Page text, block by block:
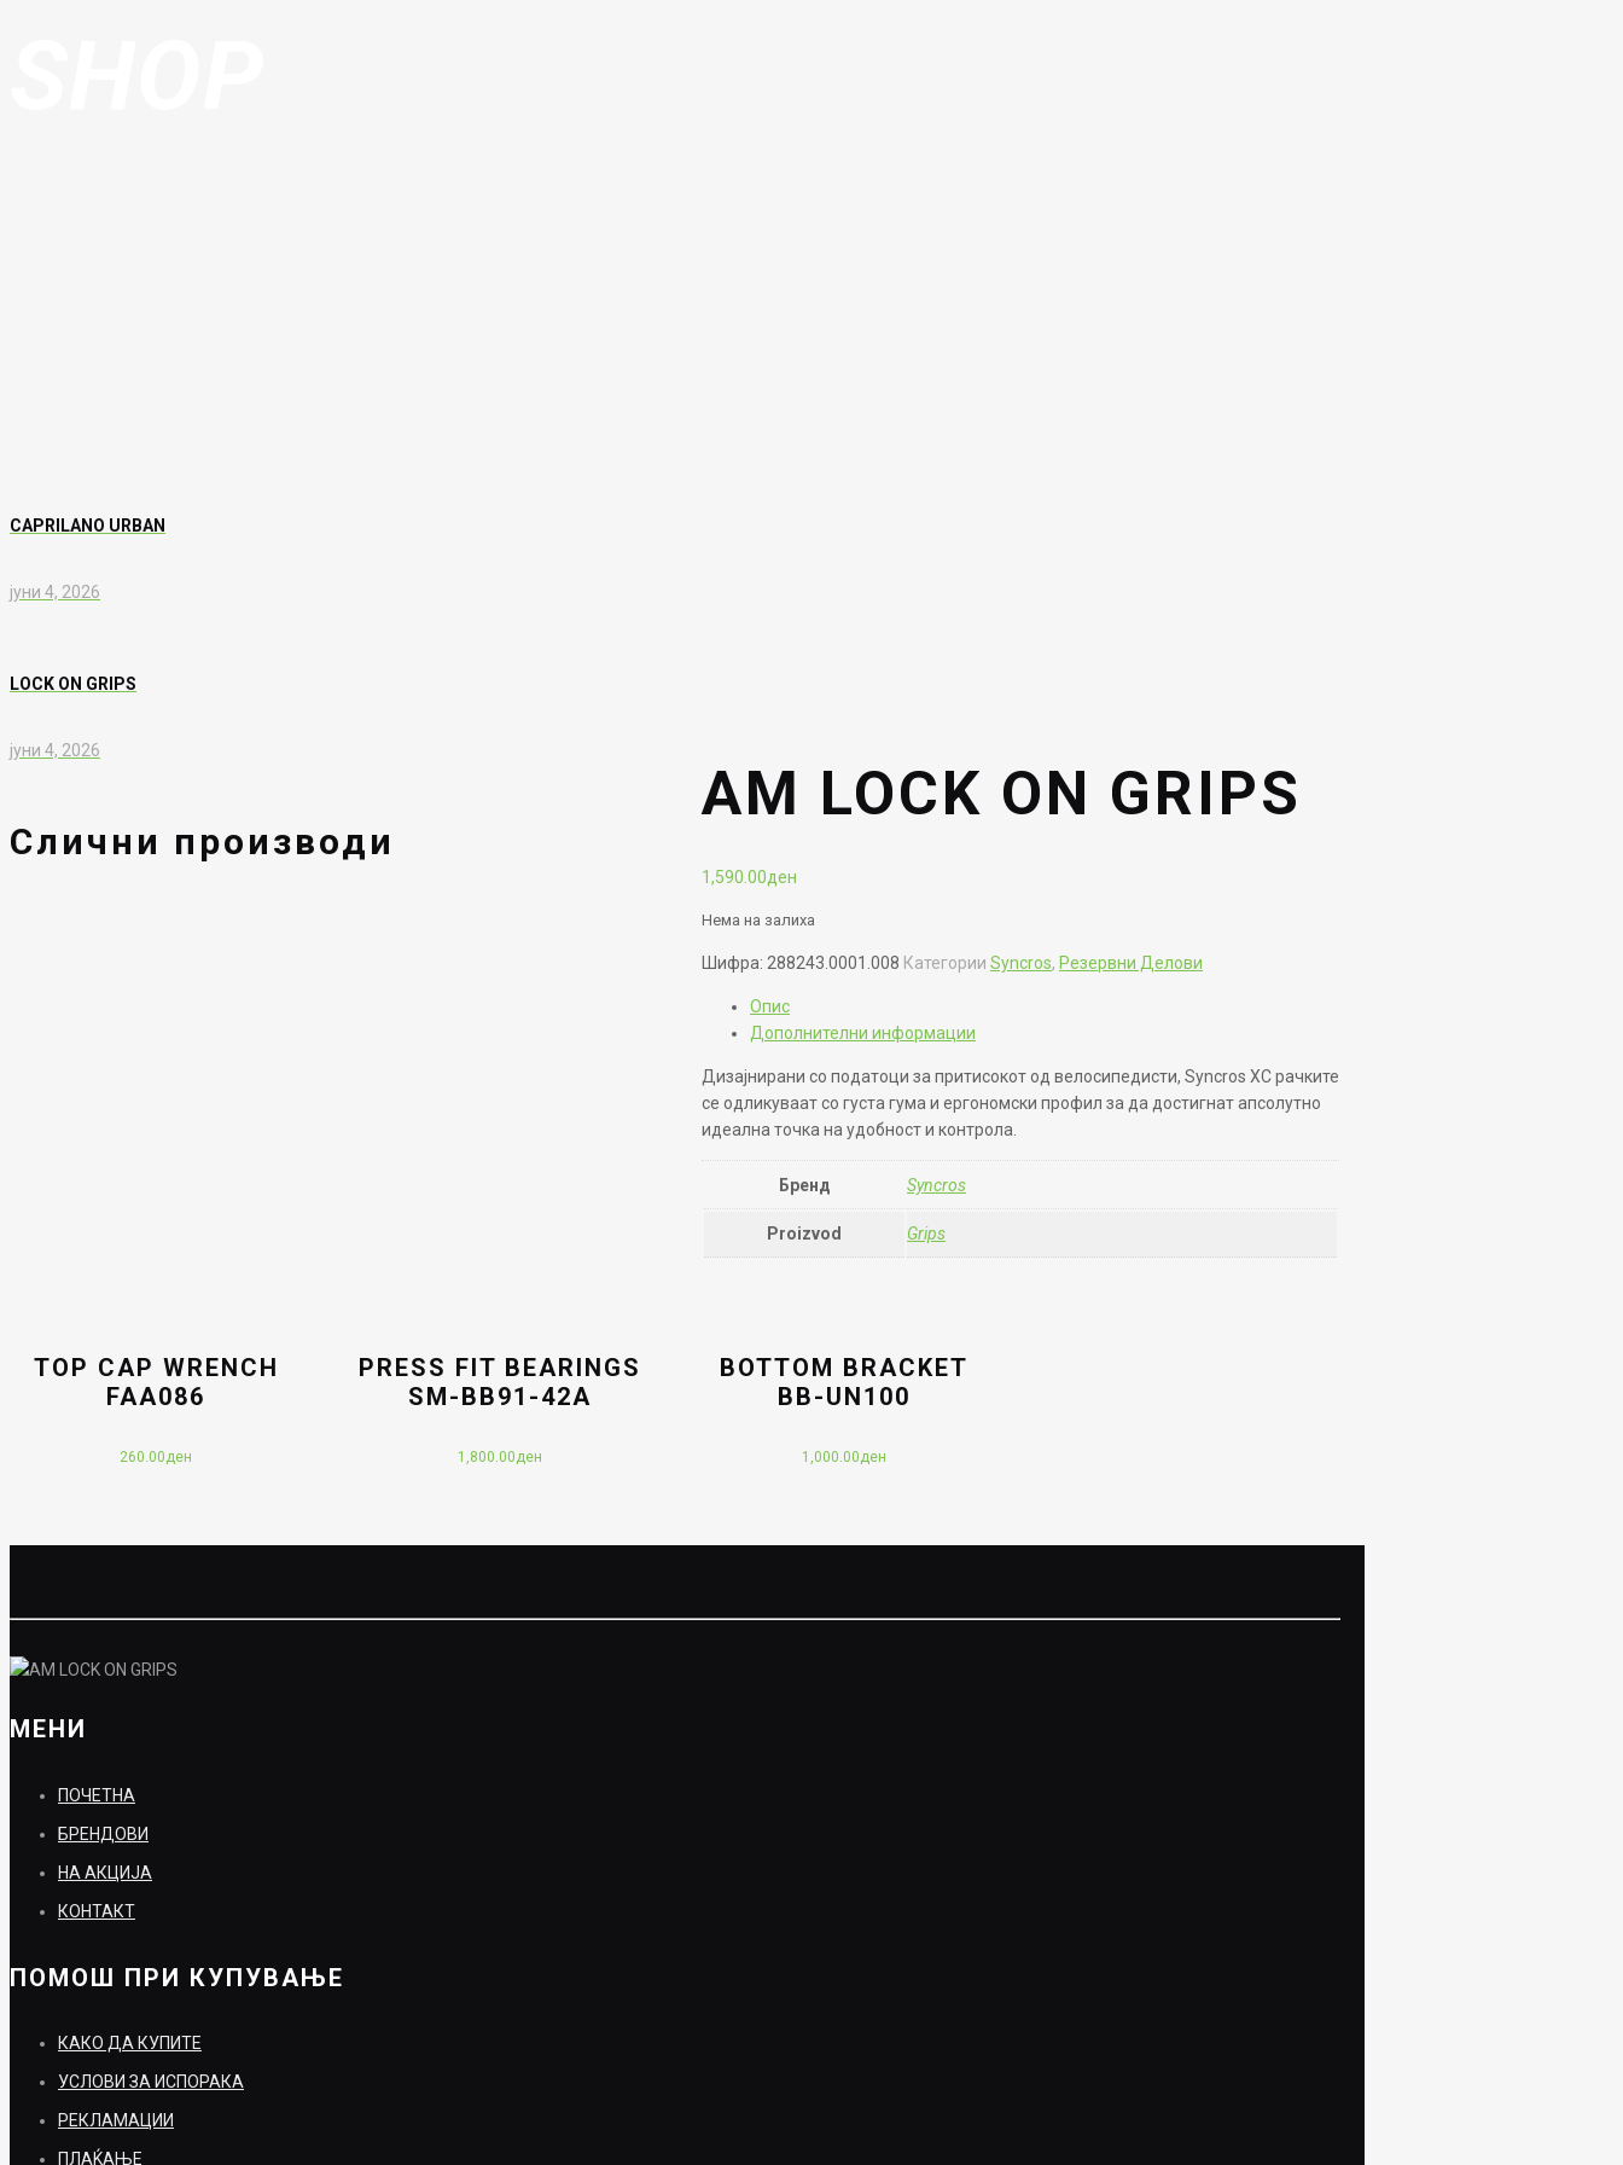
CAPRILANO URBAN
јуни 4, 2026
LOCK ON GRIPS
јуни 4, 2026
AM LOCK ON GRIPS
1,590.00ден
Нема на залиха
Шифра:288243.0001.008 КатегорииSyncros, Резервни Делови
Опис
Дополнителни информации
Дизајнирани со податоци за притисокот од велосипедисти, Syncros XC рачките
се одликуваат со густа гума и ергономски профил за да достигнат апсолутно
идеална точка на удобност и контрола.
Бренд Syncros
Proizvod Grips
Слични производи
TOP CAP WRENCH
FAA086
260.00ден
PRESS FIT BEARINGS
SM-BB91-42A
1,800.00ден
BOTTOM BRACKET
BB-UN100
1,000.00ден
МЕНИ
ПОЧЕТНА
БРЕНДОВИ
НА АКЦИЈА
КОНТАКТ
ПОМОШ ПРИ КУПУВАЊЕ
КАКО ДА КУПИТЕ
УСЛОВИ ЗА ИСПОРАКА
РЕКЛАМАЦИИ
ПЛАЌАЊЕ